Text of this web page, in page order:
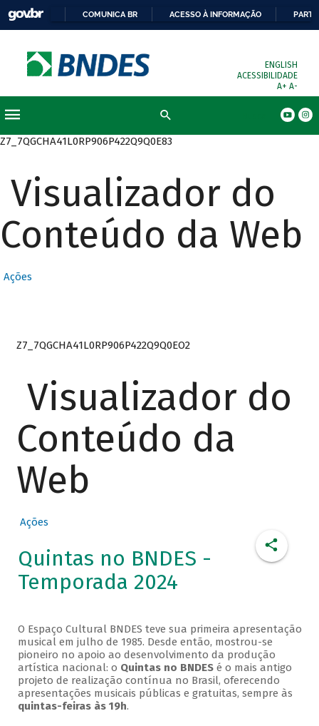
COMUNICA BR ACESSO À INFORMAÇÃO
ENGLISH
ACESSIBILIDADE
A+ A-
Z7_7QGCHA41L0RP906P422Q9Q0E83
Visualizador do
Conteúdo da Web
Ações
Z7_7QGCHA41L0RP906P422Q9Q0EO2
Visualizador do
Conteúdo da
Web
Ações
Quintas no BNDES -
Temporada 2024
O Espaço Cultural BNDES teve sua primeira apresentação
musical em julho de 1985. Desde então, mostrou-se
pioneiro no apoio ao desenvolvimento da produção
artística nacional: o Quintas no BNDESé o mais antigo
projeto de realização contínua no Brasil, oferecendo
apresentações musicais públicas e gratuitas, sempre às
quintas-feiras às 19h.